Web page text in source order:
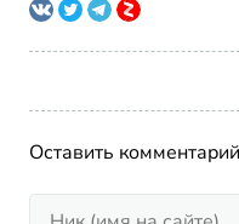
Оставить комментарий